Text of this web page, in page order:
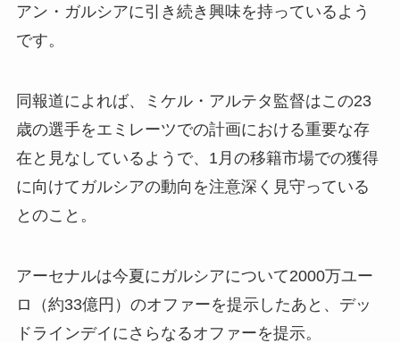
アン・ガルシアに引き続き興味を持っているよう
です。
同報道によれば、ミケル・アルテタ監督はこの23
歳の選手をエミレーツでの計画における重要な存
在と見なしているようで、1月の移籍市場での獲得
に向けてガルシアの動向を注意深く見守っている
とのこと。
アーセナルは今夏にガルシアについて2000万ユー
ロ（約33億円）のオファーを提示したあと、デッ
ドラインデイにさらなるオファーを提示。